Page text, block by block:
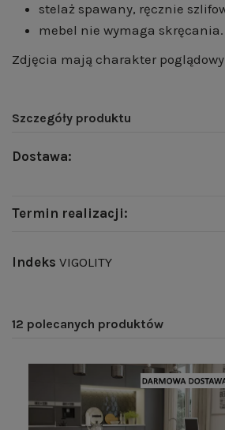
stelaż spawany, ręcznie
mebel nie wymaga skręcania.
Zdjęcia mają charakter
Szczegóły produktu
Dostawa:
Termin realizacji:
Indeks VIGOLITY
12 polecanych produktów